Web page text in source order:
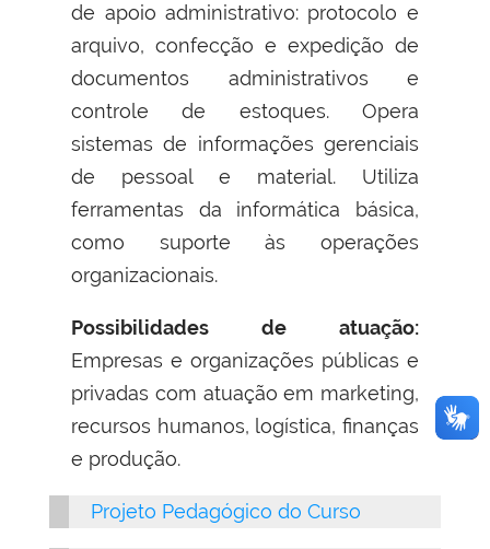
de apoio administrativo: protocolo e
arquivo, confecção e expedição de
documentos administrativos e
controle de estoques. Opera
sistemas de informações gerenciais
de pessoal e material. Utiliza
ferramentas da informática básica,
como suporte às operações
organizacionais.
Possibilidades de atuação:
Empresas e organizações públicas e
privadas com atuação em marketing,
recursos humanos, logística, finanças
e produção.
Projeto Pedagógico do Curso